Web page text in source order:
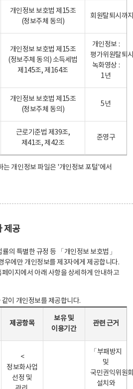
개인정보 보호법 제15조
(정보주체 동의)
회원탈퇴시까
개인정보 보호법 제15조
(정보주체 동의) 소득세법
제145조, 제164조
개인정보 :
평가위원탈퇴
녹화영상 :
1년
개인정보 보호법 제15조
(정보주체 동의)
5년
근로기준법 제39조,
제41조, 제42조
준영구
는 개인정보 파일은 '개인정보 포털'에서
제공
의 특별한 규정 등 「개인정보 보호법」
우에만 개인정보를 제3자에게 제공합니다.
이지에서 아래 사항을 상세하게 안내하고
이 개인정보를 제공합니다.
제공항목
보유 및
이용기간
관련 근거
<
정보화사업
선정 및
「부패방지
및
국민권익위원
설치와